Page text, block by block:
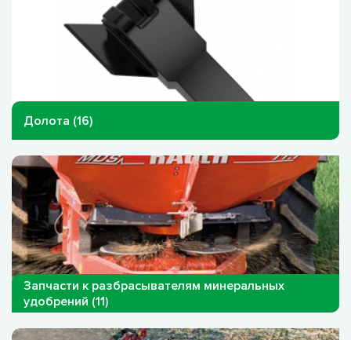
Долота (16)
Запчасти к разбрасывателям минеральных
удобрений (11)